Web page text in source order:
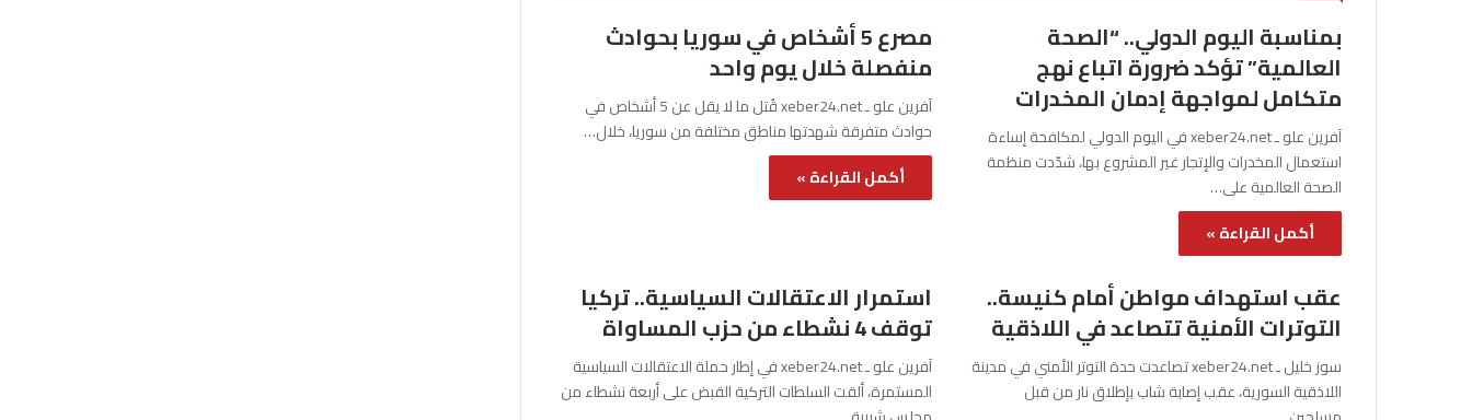
بمناسبة اليوم الدولي.. “الصحة
العالمية” تؤكد ضرورة اتباع نهج
متكامل لمواجهة إدمان المخدرات
آفرين علو ـ xeber24.net في اليوم الدولي لمكافحة إساءة
استعمال المخدرات والإتجار غير المشروع بها، شدّدت منظمة
الصحة العالمية على…
أكمل القراءة »
مصرع 5 أشخاص في سوريا بحوادث
منفصلة خلال يوم واحد
آفرين علو ـ xeber24.net قُتل ما لا يقل عن 5 أشخاص في
حوادث متفرقة شهدتها مناطق مختلفة من سوريا، خلال…
أكمل القراءة »
عقب استهداف مواطن أمام كنيسة..
التوترات الأمنية تتصاعد في اللاذقية
سوز خليل ـ xeber24.net تصاعدت حدة التوتر الأمني في مدينة
اللاذقية السورية، عقب إصابة شاب بإطلاق نار من قبل
استمرار الاعتقالات السياسية.. تركيا
توقف 4 نشطاء من حزب المساواة
آفرين علو ـ xeber24.net في إطار حملة الاعتقالات السياسية
المستمرة، ألقت السلطات التركية القبض على أربعة نشطاء من